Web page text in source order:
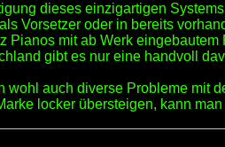
dieses einzigartigen
Vorsetzer oder in bereits
Pianos mit ab Werk eingebautem
gibt es nur eine handvoll
wohl auch diverse Probleme mit
locker übersteigen, kann man